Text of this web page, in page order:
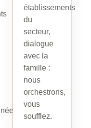
établissements
du
secteur,
dialogue
avec la
famille :
nous
orchestrons,
vous
soufflez.